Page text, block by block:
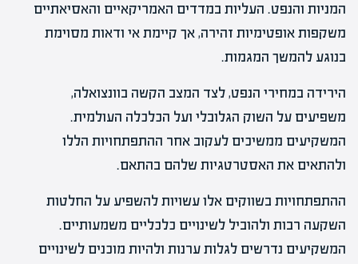
המניות והנפט. העליות במדדים האמריקאיים והאסיאתיים
משקפות אופטימיות זהירה, אך קיימת אי ודאות מסוימת
בנוגע להמשך המגמות.
הירידה במחירי הנפט, לצד המצב הקשה בוונצואלה,
משפיעים על השוק הגלובלי ועל הכלכלה העולמית.
המשקיעים ממשיכים לעקוב אחר ההתפתחויות הללו
ולהתאים את האסטרטגיות שלהם בהתאם.
ההתפתחויות בשווקים אלו עשויות להשפיע על החלטות
השקעה רבות ולהוביל לשינויים כלכליים משמעותיים.
המשקיעים נדרשים לגלות ערנות ולהיות מוכנים לשינויים